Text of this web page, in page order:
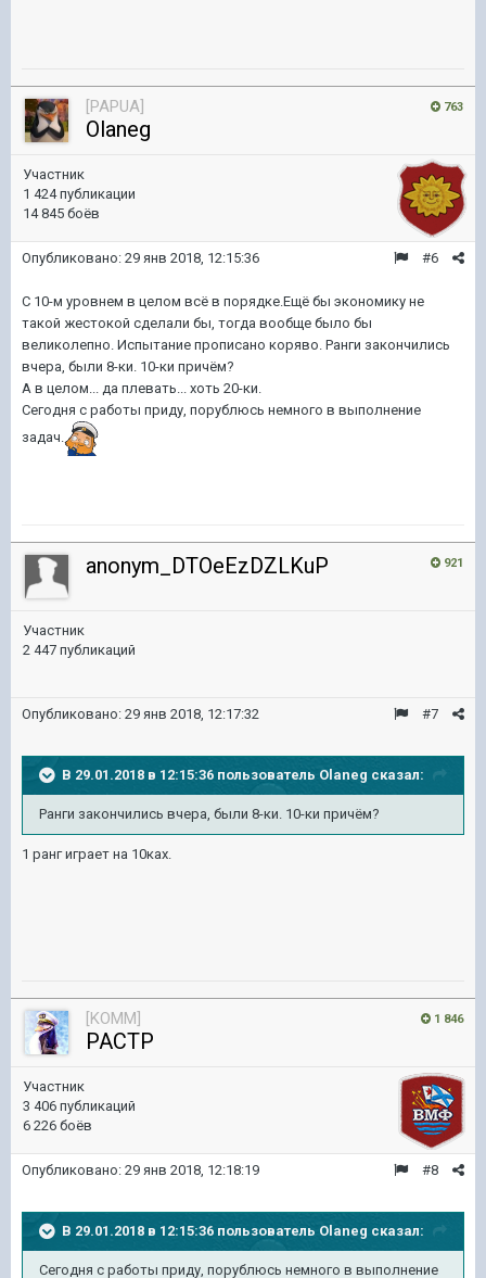
763
[PAPUA]
Olaneg
Участник
1 424 публикации
14 845 боёв
#6
Опубликовано: 29 янв 2018, 12:15:36
С 10-м уровнем в целом всё в порядке.Ещё бы экономику не
такой жестокой сделали бы, тогда вообще было бы
великолепно. Испытание прописано коряво. Ранги закончились
вчера, были 8-ки. 10-ки причём?
А в целом... да плевать... хоть 20-ки.
Сегодня с работы приду, порублюсь немного в выполнение
задач.
921
anonym_DTOeEzDZLKuP
Участник
2 447 публикаций
#7
Опубликовано: 29 янв 2018, 12:17:32
В 29.01.2018 в 12:15:36 пользователь Olaneg сказал:
Ранги закончились вчера, были 8-ки. 10-ки причём?
1 ранг играет на 10ках.
1 846
[KOMM]
PACTP
Участник
3 406 публикаций
6 226 боёв
#8
Опубликовано: 29 янв 2018, 12:18:19
В 29.01.2018 в 12:15:36 пользователь Olaneg сказал:
Сегодня с работы приду, порублюсь немного в выполнение